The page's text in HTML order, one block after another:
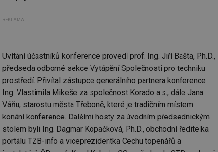
REKLAMA
Uvítání účastníků konference provedl prof. Ing. Jiří Bašta, Ph.D.,
předseda odborné sekce Vytápění Společnosti pro techniku
prostředí. Přivítal zástupce generálního partnera konference
Ing. Vlastimila Mikeše za společnost Korado a.s., dále Jana
Váňu, starostu města Třeboně, které je tradičním místem
konání konference. Dalšími hosty za úvodním předsednickým
stolem byli Ing. Dagmar Kopačková, Ph.D., obchodní ředitelka
portálu TZB-info a viceprezidentka Cechu topenářů a